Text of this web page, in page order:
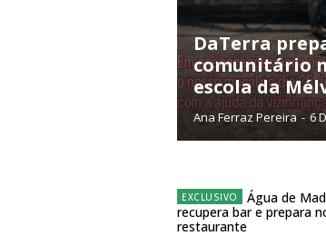
ASSINATURA
DIGITAL ANUAL
Acesso aos conteúdos Exclusivos para
DaTerra
comunitário
escola da
Ana Ferraz Pereira - 6
Água de
recupera bar e prepara
restaurante